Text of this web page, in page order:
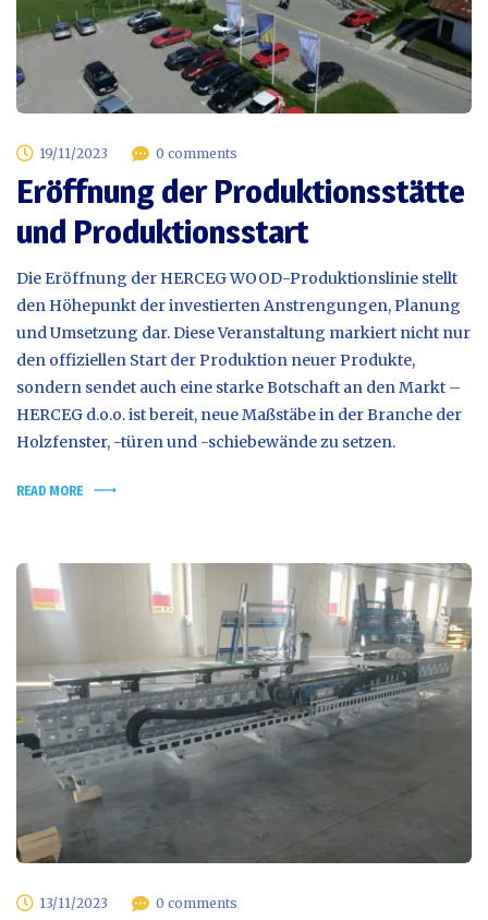
19/11/2023 0 comments
Eröffnung der Produktionsstätte
und Produktionsstart
Die Eröffnung der HERCEG WOOD-Produktionslinie stellt
den Höhepunkt der investierten Anstrengungen, Planung
und Umsetzung dar. Diese Veranstaltung markiert nicht nur
den offiziellen Start der Produktion neuer Produkte,
sondern sendet auch eine starke Botschaft an den Markt –
HERCEG d.o.o. ist bereit, neue Maßstäbe in der Branche der
Holzfenster, -türen und -schiebewände zu setzen.
READ MORE
13/11/2023 0 comments